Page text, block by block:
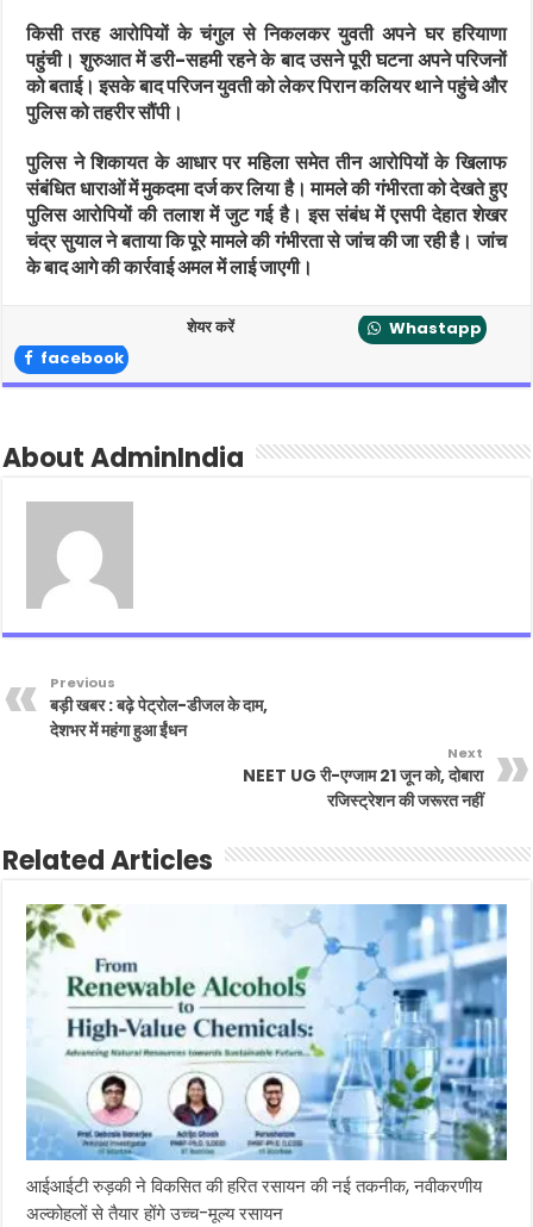
किसी तरह आरोपियों के चंगुल से निकलकर युवती अपने घर हरियाणा
पहुंची। शुरुआत में डरी-सहमी रहने के बाद उसने पूरी घटना अपने परिजनों
को बताई। इसके बाद परिजन युवती को लेकर पिरान कलियर थाने पहुंचे और
पुलिस को तहरीर सौंपी।
पुलिस ने शिकायत के आधार पर महिला समेत तीन आरोपियों के खिलाफ
संबंधित धाराओं में मुकदमा दर्ज कर लिया है। मामले की गंभीरता को देखते हुए
पुलिस आरोपियों की तलाश में जुट गई है। इस संबंध में एसपी देहात शेखर
चंद्र सुयाल ने बताया कि पूरे मामले की गंभीरता से जांच की जा रही है। जांच
के बाद आगे की कार्रवाई अमल में लाई जाएगी।
शेयर करें
Whastapp
facebook
About AdminIndia
Previous
बड़ी खबर : बढ़े पेट्रोल-डीजल के दाम,
देशभर में महंगा हुआ ईंधन
Next
NEET UG री-एग्जाम 21 जून को, दोबारा
रजिस्ट्रेशन की जरूरत नहीं
Related Articles
आईआईटी रुड़की ने विकसित की हरित रसायन की नई तकनीक, नवीकरणीय
अल्कोहलों से तैयार होंगे उच्च-मूल्य रसायन